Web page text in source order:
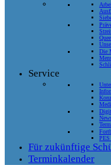
Die
Service
PES
Für zukünftige
Terminkalender